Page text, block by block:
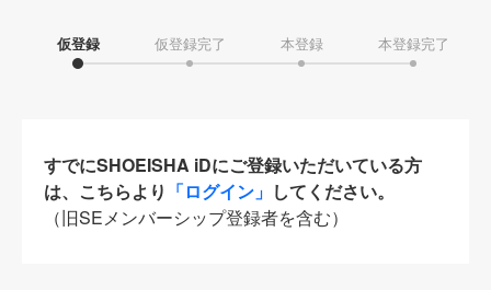
仮登録 仮登録完了 本登録 本登録完了
すでにSHOEISHA iDにご登録いただいている方
は、こちらより 「ログイン」 してください。
（旧SEメンバーシップ登録者を含む）